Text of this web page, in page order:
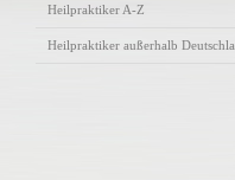
Heilpraktiker A-Z
Heilpraktiker außerhalb